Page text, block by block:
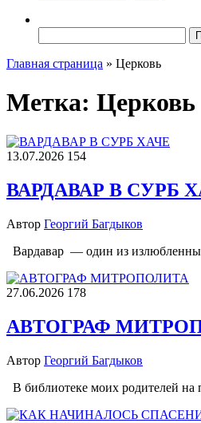
Главная страница » Церковь
Метка: Церковь
13.07.2026 154
ВАРДАВАР В СУРБ
Автор Георгий Багдыков
Вардавар — один из
27.06.2026 178
АВТОГРАФ
Автор Георгий Багдыков
В библиотеке моих родителей